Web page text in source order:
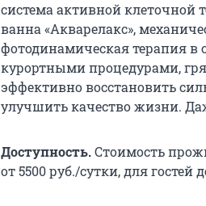
система активной клеточной
ванна «Акварелакс»,
фотодинамическая терапия
курортными процедурами,
эффективно восстановить
улучшить качество жизни.
Доступность.Стоимость
от 5500 руб./сутки, для